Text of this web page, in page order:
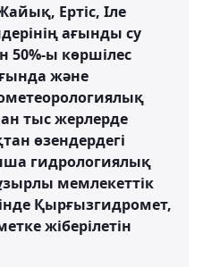
Ертіс, Іле
ағынды су
50%-ы көршілес
және
тыс жерлерде
өзендердегі
гидрологиялық
мемлекеттік
Қырғызгидромет,
жіберілетін